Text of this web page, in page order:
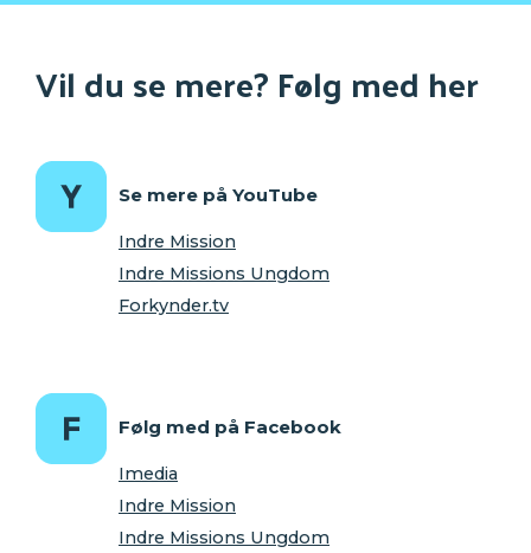
Vil du se mere? Følg med her
Se mere på YouTube
Indre Mission
Indre Missions Ungdom
Forkynder.tv
Følg med på Facebook
Imedia
Indre Mission
Indre Missions Ungdom